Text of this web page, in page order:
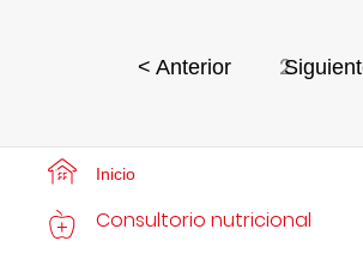
< Anterior 2
Inicio
Consultorio nutricional